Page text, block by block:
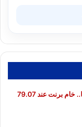
أسعار النفط تتراجع عالميًا.. خام برنت عند 79.07